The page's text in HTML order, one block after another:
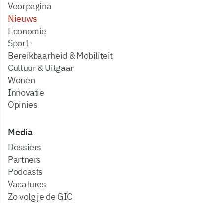
Voorpagina
Nieuws
Economie
Sport
Bereikbaarheid & Mobiliteit
Cultuur & Uitgaan
Wonen
Innovatie
Opinies
Media
dossiers
partners
podcasts
vacatures
zo volg je de GIC